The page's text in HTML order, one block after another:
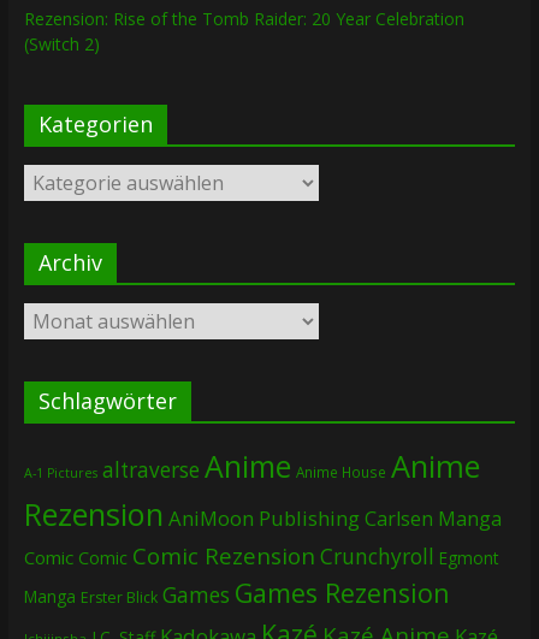
Rezension: Rise of the Tomb Raider: 20 Year Celebration
(Switch 2)
Kategorien
Kategorien
Archiv
Archiv
Schlagwörter
A-1 Pictures altraverse Anime Anime House Anime
Rezension AniMoon PublishingCarlsen Manga
Comic Comic Comic Rezension Crunchyroll Egmont
Manga Erster Blick Games Games Rezension